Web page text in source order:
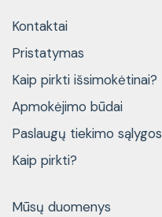
Kontaktai
Pristatymas
Kaip pirkti išsimokėtinai?
Apmokėjimo būdai
Paslaugų tiekimo sąlygos
Kaip pirkti?
Mūsų duomenys